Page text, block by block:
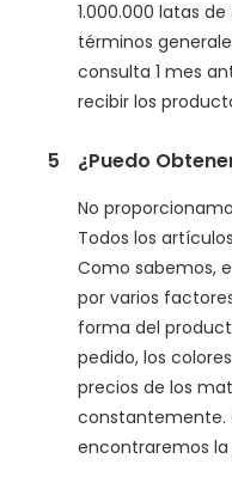
1.000.000 latas
términos
consulta 1 mes
recibir los
5 ¿Puedo
No
Todos los
Como sabemos,
por varios
forma del
pedido, los
precios de los
constantemente.
encontraremos